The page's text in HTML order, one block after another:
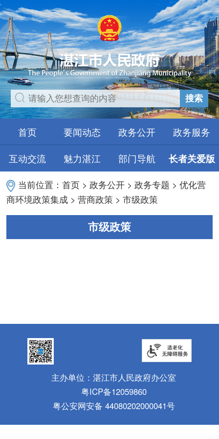
搜索
首页 要闻动态 政务公开
政务服务
互动交流
魅力湛江 部门导航 长者关爱版
当前位置：首页 >政务公开 >政务专题 >优化营
商环境政策集成 >营商政策 >市级政策
市级政策
主办单位：湛江市人民政府办公室
粤ICP备12059860
粤公安网安备 44080202000041号